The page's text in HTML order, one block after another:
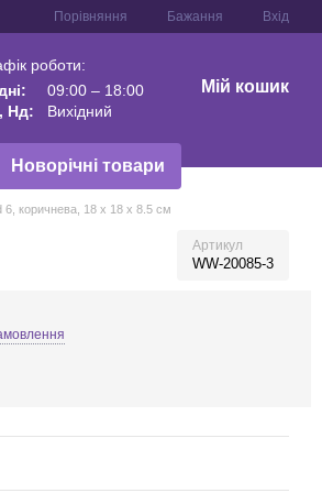
Порівняння Бажання Вхід
роботи:
09:00 – 18:00
Нд:
Вихідний
Мій кошик
Новорічні товари
6, коричнева, 18 x 18 x 8.5 см
Артикул
WW-20085-3